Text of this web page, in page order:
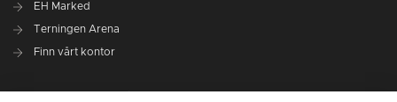
EH Marked
Terningen Arena
Finn vårt kontor